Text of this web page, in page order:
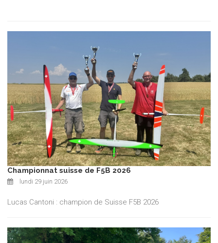
Championnat suisse de F5B 2026
lundi 29 juin 2026
Lucas Cantoni : champion de Suisse F5B 2026